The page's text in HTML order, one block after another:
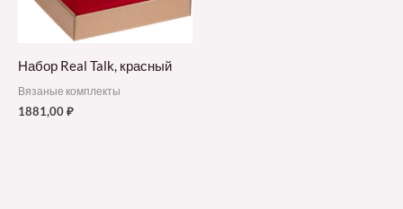
Набор Real Talk, красный
Вязаные комплекты
1881,00₽